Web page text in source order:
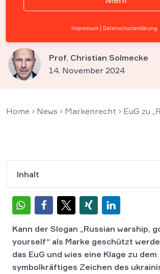
Widerstandsslogan
Prof. Christian Solmecke
14. November 2024
Home › News › Markenrecht › EuG zu
Inhalt
Kann der Slogan „Russian warship,
yourself“ als Marke geschützt
das EuG und wies eine Klage zu dem
symbolkräftiges Zeichen des
Impressum Datenschutzerklärung